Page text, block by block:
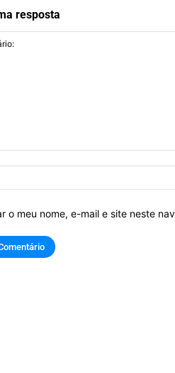
resposta
o meu nome, e-mail e site neste